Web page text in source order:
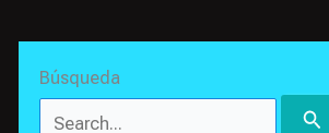
Búsqueda
for: